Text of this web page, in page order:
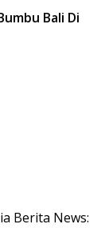
Bali Di
Berita News: